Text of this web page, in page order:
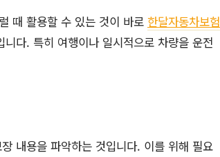
때 활용할 수 있는 것이 바로 한달자동차보험
다. 특히 여행이나 일시적으로 차량을 운전
내용을 파악하는 것입니다. 이를 위해 필요